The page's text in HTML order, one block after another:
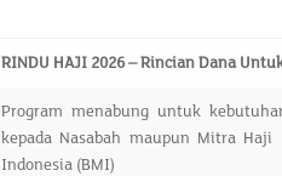
RINDU HAJI 2026 – Rincian Dana
Program menabung untuk
kepada Nasabah maupun Mitra
Indonesia (BMI)